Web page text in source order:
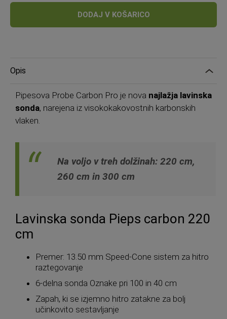
DODAJ V KOŠARICO
Opis
Pipesova Probe Carbon Pro je nova najlažja lavinska
sonda, narejena iz visokokakovostnih karbonskih
vlaken.
Na voljo v treh dolžinah: 220 cm,
260 cm in 300 cm
Lavinska sonda Pieps carbon 220
cm
Premer: 13.50 mm Speed-Cone sistem za hitro
raztegovanje
6-delna sonda Oznake pri 100 in 40 cm
Zapah, ki se izjemno hitro zatakne za bolj
učinkovito sestavljanje